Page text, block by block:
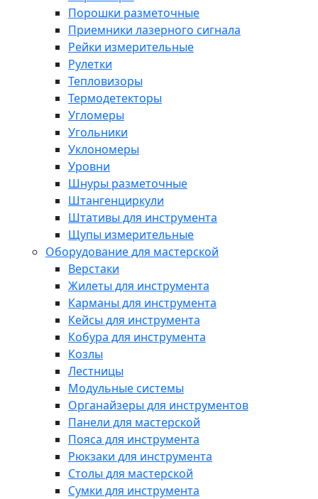
Порошки разметочные
Приемники лазерного сигнала
Рейки измерительные
Рулетки
Тепловизоры
Термодетекторы
Угломеры
Угольники
Уклономеры
Уровни
Шнуры разметочные
Штангенциркули
Штативы для инструмента
Щупы измерительные
Оборудование для мастерской
Верстаки
Жилеты для инструмента
Карманы для инструмента
Кейсы для инструмента
Кобура для инструмента
Козлы
Лестницы
Модульные системы
Органайзеры для инструментов
Панели для мастерской
Пояса для инструмента
Рюкзаки для инструмента
Столы для мастерской
Сумки для инструмента